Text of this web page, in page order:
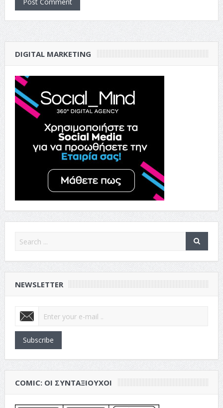
DIGITAL MARKETING
NEWSLETTER
Subscribe
COMIC: ΟΙ ΣΥΝΤΑΞΙΟΎΧΟΙ